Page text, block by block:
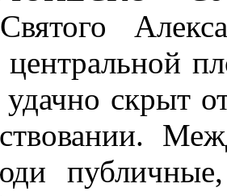
удачно скрыт